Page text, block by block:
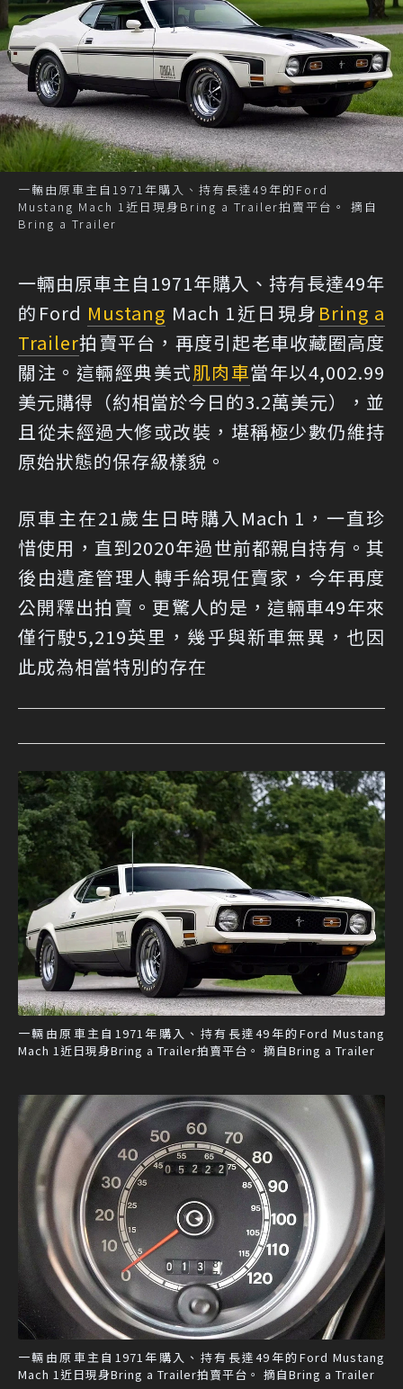
一輛由原車主自1971年購入、持有長達49年的Ford
Mustang Mach 1近日現身Bring a Trailer拍賣平台。 摘自
Bring a Trailer
一輛由原車主自1971年購入、持有長達49年
的Ford Mustang Mach 1近日現身 Bring a
Trailer拍賣平台，再度引起老車收藏圈高度
關注。這輛經典美式肌肉車當年以4,002.99
美元購得（約相當於今日的3.2萬美元），並
且從未經過大修或改裝，堪稱極少數仍維持
原始狀態的保存級樣貌。
原車主在21歲生日時購入Mach 1，一直珍
惜使用，直到2020年過世前都親自持有。其
後由遺產管理人轉手給現任賣家，今年再度
公開釋出拍賣。更驚人的是，這輛車49年來
僅行駛5,219英里，幾乎與新車無異，也因
此成為相當特別的存在
一輛由原車主自1971年購入、持有長達49年的Ford Mustang
Mach 1近日現身Bring a Trailer拍賣平台。 摘自Bring a Trailer
一輛由原車主自1971年購入、持有長達49年的Ford Mustang
Mach 1近日現身Bring a Trailer拍賣平台。 摘自Bring a Trailer